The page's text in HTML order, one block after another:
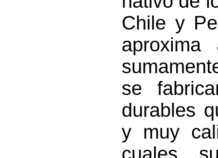
Chile y
se
durables
y muy
cuales